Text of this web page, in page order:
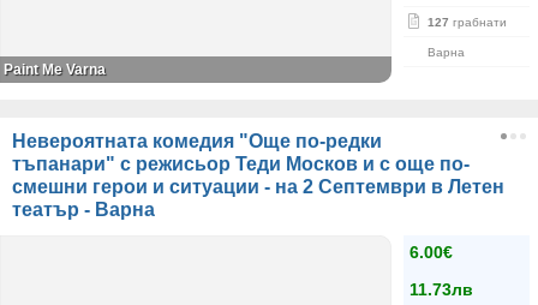
127 грабнати
Варна
Paint Me Varna
Невероятната комедия "Още по-редки
тъпанари" с режисьор Теди Москов и с още по-
смешни герои и ситуации - на 2 Септември в Летен
театър - Варна
6.00€
11.73лв